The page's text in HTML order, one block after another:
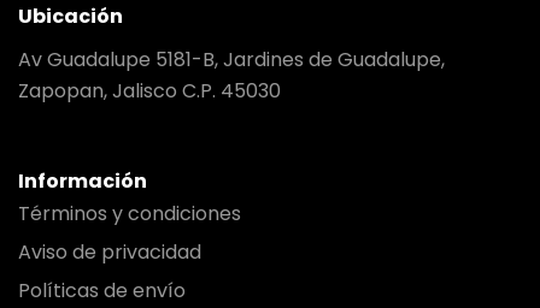
Ubicación
Av Guadalupe 5181-B, Jardines de Guadalupe,
Zapopan, Jalisco C.P. 45030
Información
Términos y condiciones
Aviso de privacidad
Políticas de envío